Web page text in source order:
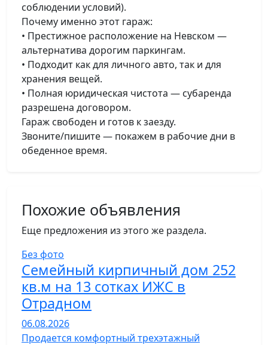
соблюдении условий).
Почему именно этот гараж:
• Престижное расположение на Невском —
альтернатива дорогим паркингам.
• Подходит как для личного авто, так и для
хранения вещей.
• Полная юридическая чистота — субаренда
разрешена договором.
Гараж свободен и готов к заезду.
Звоните/пишите — покажем в рабочие дни в
обеденное время.
Похожие объявления
Еще предложения из этого же раздела.
Без фото
Семейный кирпичный дом 252
кв.м на 13 сотках ИЖС в
Отрадном
06.08.2026
Продается комфортный трехэтажный